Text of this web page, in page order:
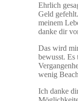
Ehrlich
Geld
meinem
danke dir
Das wird
bewusst.
wenig
Ich danke